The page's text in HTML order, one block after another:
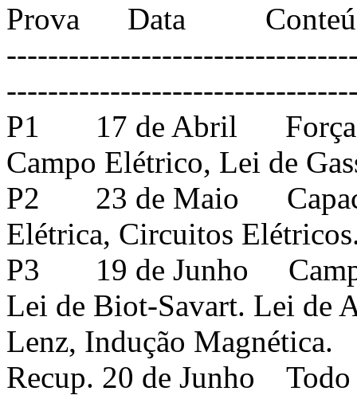
Prova Data
P1 17 de Abril Força
Campo Elétrico, Lei de
P2 23 de Maio
Elétrica, Circuitos
P3 19 de Junho Campo
Lei de Biot-Savart. Lei de
Lenz, Indução Magnética.
Recup. 20 de Junho Todo